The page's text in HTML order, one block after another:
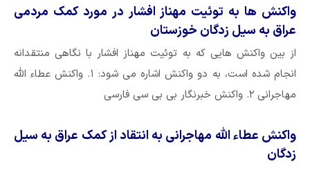
واکنش ها به توئیت مهناز افشار در مورد کمک مردمی
عراق به سیل زدگان خوزستان
از بین واکنش هایی که به توئیت مهناز افشار با نگاهی منتقدانه
انجام شده است، به دو واکنش اشاره می شود: ۱. واکنش عطاء الله
مهاجرانی ۲. واکنش خبرنگار بی بی سی فارسی
واکنش عطاء الله مهاجرانی به انتقاد از کمک عراق به سیل
زدگان